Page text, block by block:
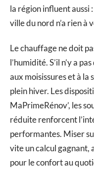
la région influent aussi
ville du nord n’a rien à
Le chauffage ne doit
l’humidité. S’il n’y a
aux moisissures et à la
plein hiver. Les
MaPrimeRénov’, les
réduite renforcent
performantes. Miser
vite un calcul
pour le confort au